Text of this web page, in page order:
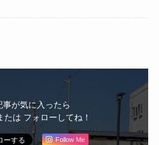
事が気に入ったら
は フォローしてね！
Follow Me